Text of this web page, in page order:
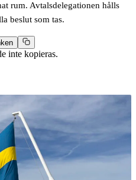
rum. Avtalsdelegationen hålls
beslut som tas.
inte kopieras.